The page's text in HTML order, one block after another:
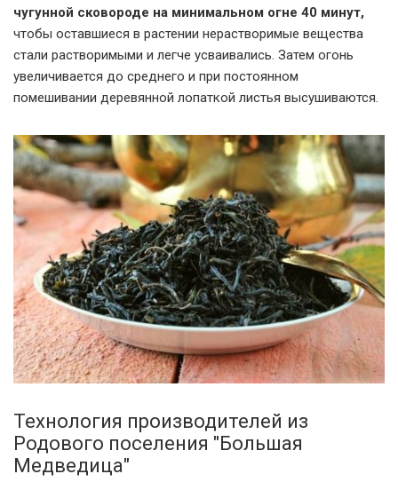
чугунной сковороде на минимальном огне 40 минут,
чтобы оставшиеся в растении нерастворимые вещества
стали растворимыми и легче усваивались. Затем огонь
увеличивается до среднего и при постоянном
помешивании деревянной лопаткой листья высушиваются.
Технология производителей из
Родового поселения "Большая
Медведица"